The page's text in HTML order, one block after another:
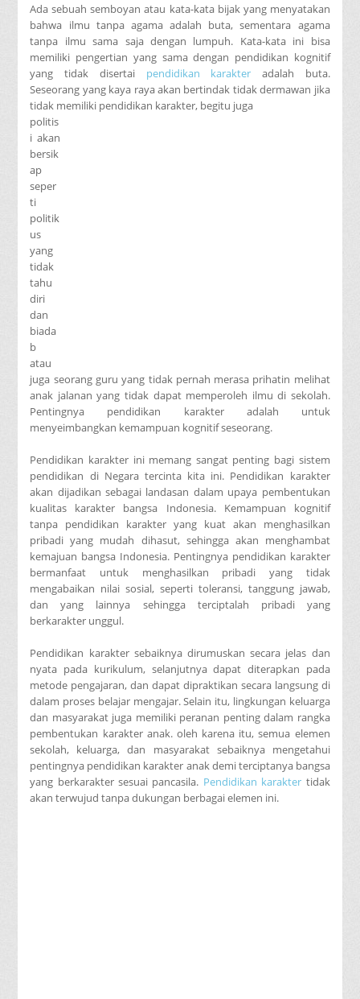
Ada sebuah semboyan atau kata-kata bijak yang menyatakan
bahwa ilmu tanpa agama adalah buta, sementara agama
tanpa ilmu sama saja dengan lumpuh. Kata-kata ini bisa
memiliki pengertian yang sama dengan pendidikan kognitif
yang tidak disertai pendidikan karakter adalah buta.
Seseorang yang kaya raya akan bertindak tidak dermawan jika
tidak memiliki pendidikan karakter, begitu juga
politis
i akan
bersik
ap
seper
ti
politik
us
yang
tidak
tahu
diri
dan
biada
b
atau
juga seorang guru yang tidak pernah merasa prihatin melihat
anak jalanan yang tidak dapat memperoleh ilmu di sekolah.
Pentingnya pendidikan karakter adalah untuk
menyeimbangkan kemampuan kognitif seseorang.
Pendidikan karakter ini memang sangat penting bagi sistem
pendidikan di Negara tercinta kita ini. Pendidikan karakter
akan dijadikan sebagai landasan dalam upaya pembentukan
kualitas karakter bangsa Indonesia. Kemampuan kognitif
tanpa pendidikan karakter yang kuat akan menghasilkan
pribadi yang mudah dihasut, sehingga akan menghambat
kemajuan bangsa Indonesia. Pentingnya pendidikan karakter
bermanfaat untuk menghasilkan pribadi yang tidak
mengabaikan nilai sosial, seperti toleransi, tanggung jawab,
dan yang lainnya sehingga terciptalah pribadi yang
berkarakter unggul.
Pendidikan karakter sebaiknya dirumuskan secara jelas dan
nyata pada kurikulum, selanjutnya dapat diterapkan pada
metode pengajaran, dan dapat dipraktikan secara langsung di
dalam proses belajar mengajar. Selain itu, lingkungan keluarga
dan masyarakat juga memiliki peranan penting dalam rangka
pembentukan karakter anak. oleh karena itu, semua elemen
sekolah, keluarga, dan masyarakat sebaiknya mengetahui
pentingnya pendidikan karakter anak demi terciptanya bangsa
yang berkarakter sesuai pancasila. Pendidikan karakter tidak
akan terwujud tanpa dukungan berbagai elemen ini.